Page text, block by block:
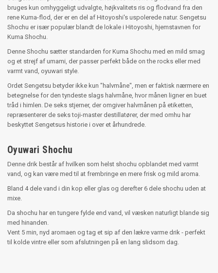
bruges kun omhyggeligt udvalgte, højkvalitets ris og flodvand fra den
rene Kuma-flod, der er en del af Hitoyoshi's uspolerede natur. Sengetsu
Shochu er især populær blandt de lokale i Hitoyoshi, hjemstavnen for
Kuma Shochu.
Denne Shochu sætter standarden for Kuma Shochu med en mild smag
og et strejf af umami, der passer perfekt både on the rocks eller med
varmt vand, oyuwari style.
Ordet Sengetsu betyder ikke kun "halvmåne", men er faktisk nærmere en
betegnelse for den tyndeste slags halvmåne, hvor månen ligner en buet
tråd i himlen. De seks stjerner, der omgiver halvmånen på etiketten,
repræsenterer de seks toji-master destillatører, der med omhu har
beskyttet Sengetsus historie i over et århundrede.
Oyuwari Shochu
Denne drik består af hvilken som helst shochu opblandet med varmt
vand, og kan være med til at frembringe en mere frisk og mild aroma.
Bland 4 dele vand i din kop eller glas og derefter 6 dele shochu uden at
mixe.
Da shochu har en tungere fylde end vand, vil væsken naturligt blande sig
med hinanden.
Vent 5 min, nyd aromaen og tag et sip af den lækre varme drik - perfekt
til kolde vintre eller som afslutningen på en lang slidsom dag.